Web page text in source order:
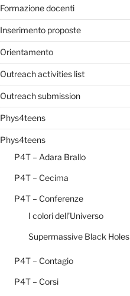
Formazione docenti
Inserimento proposte
Orientamento
Outreach activities list
Outreach submission
Phys4teens
Phys4teens
P4T – Adara Brallo
P4T – Cecima
P4T – Conferenze
I colori dell’Universo
Supermassive Black Holes
P4T – Contagio
P4T – Corsi